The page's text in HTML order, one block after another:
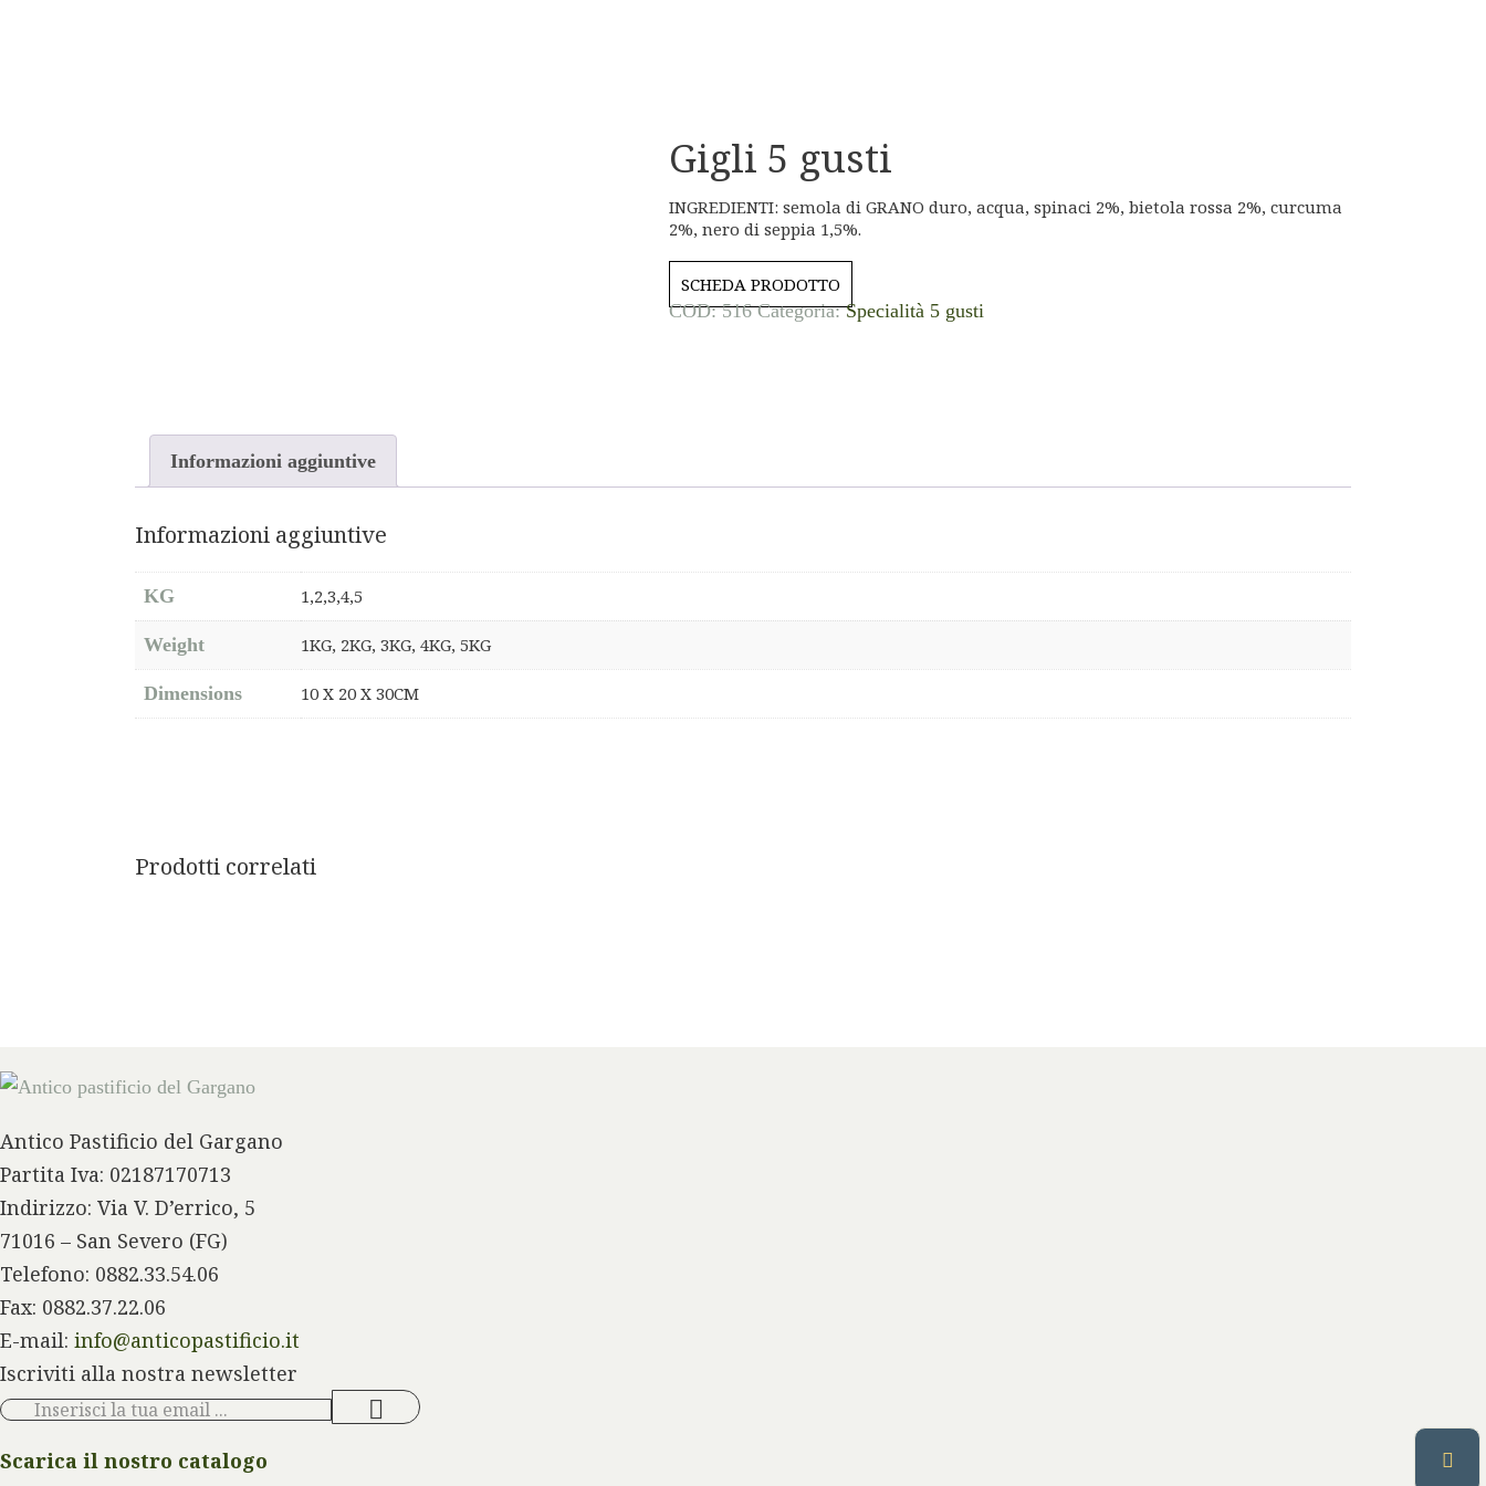
Gigli 5 gusti
INGREDIENTI: semola di GRANO duro, acqua, spinaci 2%, bietola rossa 2%, curcuma
2%, nero di seppia 1,5%.
SCHEDA PRODOTTO
COD:516 Categoria:Specialità 5 gusti
Informazioni aggiuntive
Informazioni aggiuntive
KG 1,2,3,4,5
Weight 1KG, 2KG, 3KG, 4KG, 5KG
Dimensions 10 X 20 X 30CM
Prodotti correlati
Antico Pastificio del Gargano
Partita Iva: 02187170713
Indirizzo: Via V. D’errico, 5
71016 – San Severo (FG)
Telefono: 0882.33.54.06
Fax: 0882.37.22.06
E-mail: info@anticopastificio.it
Iscriviti alla nostra newsletter
Scarica il nostro catalogo